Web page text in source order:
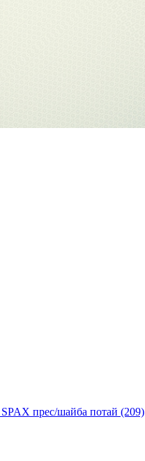
прес/шайба потай (209)